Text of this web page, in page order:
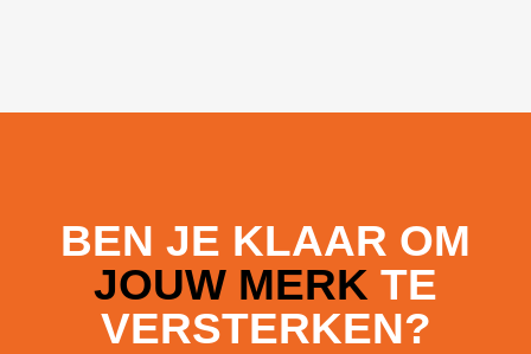
BEN JE KLAAR OM
JOUW MERK TE
VERSTERKEN?